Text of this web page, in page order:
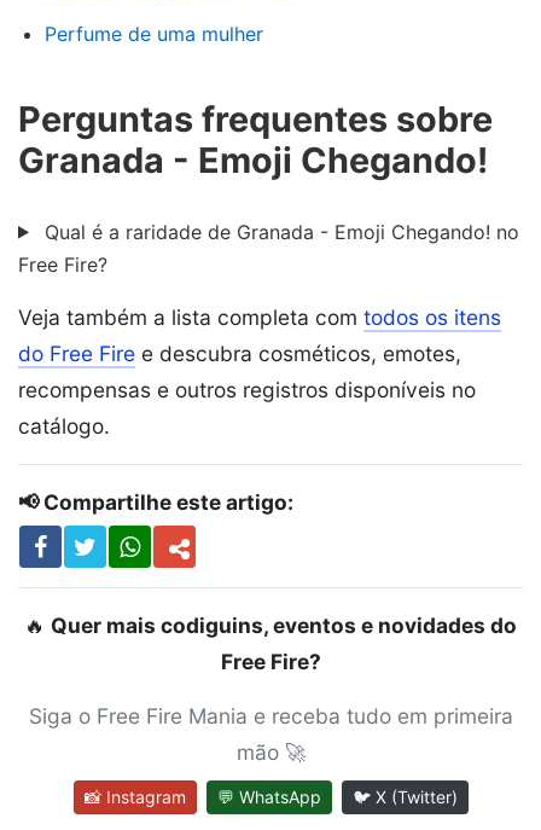
Perfume de uma mulher
Perguntas frequentes sobre
Granada - Emoji Chegando!
Qual é a raridade de Granada - Emoji Chegando! no
Free Fire?
Veja também a lista completa com todos os itens
do Free Fire e descubra cosméticos, emotes,
recompensas e outros registros disponíveis no
catálogo.
📢 Compartilhe este artigo:
🔥 Quer mais codiguins, eventos e novidades do
Free Fire?
Siga o Free Fire Mania e receba tudo em primeira
mão 🚀
📸 Instagram 💬 WhatsApp 🐦 X (Twitter)